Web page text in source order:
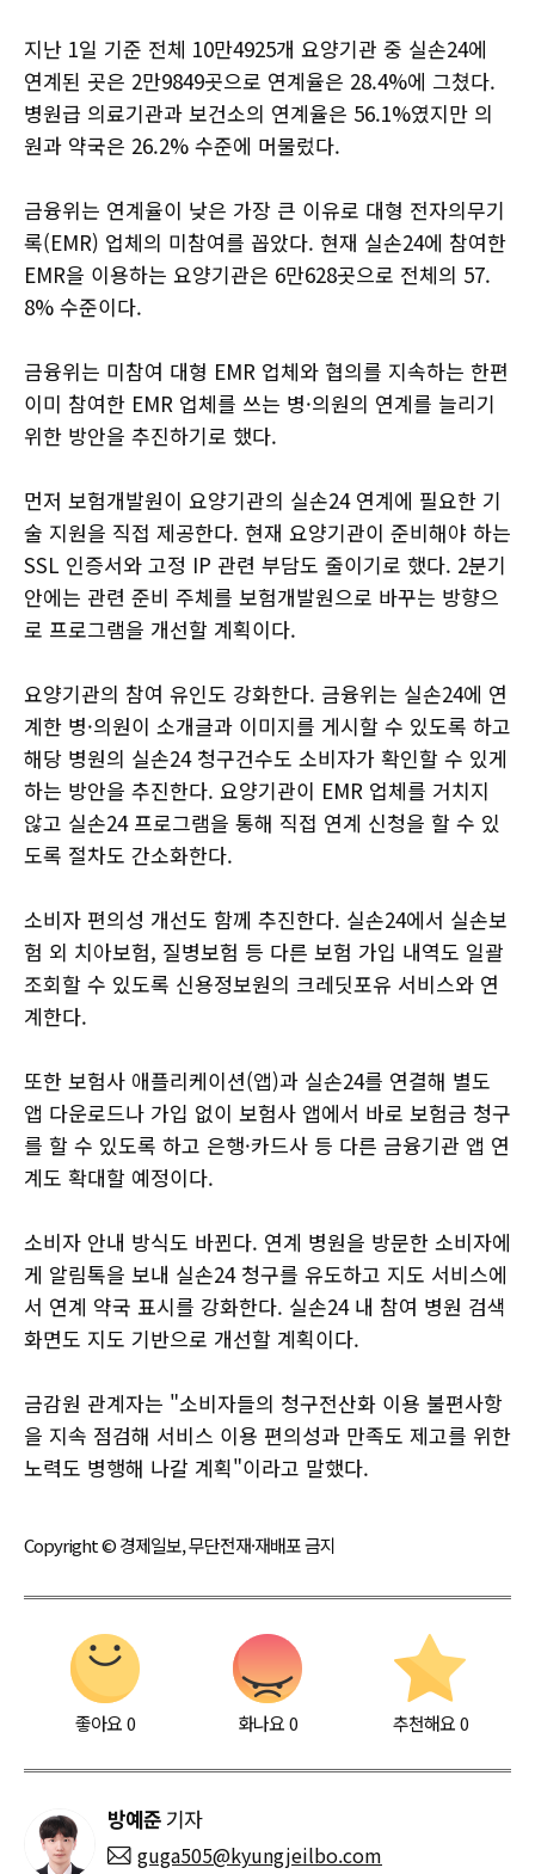
지난 1일 기준 전체 10만4925개 요양기관 중 실손24에
연계된 곳은 2만9849곳으로 연계율은 28.4%에 그쳤다.
병원급 의료기관과 보건소의 연계율은 56.1%였지만 의
원과 약국은 26.2% 수준에 머물렀다.
금융위는 연계율이 낮은 가장 큰 이유로 대형 전자의무기
록(EMR) 업체의 미참여를 꼽았다. 현재 실손24에 참여한
EMR을 이용하는 요양기관은 6만628곳으로 전체의 57.
8% 수준이다.
금융위는 미참여 대형 EMR 업체와 협의를 지속하는 한편
이미 참여한 EMR 업체를 쓰는 병·의원의 연계를 늘리기
위한 방안을 추진하기로 했다.
먼저 보험개발원이 요양기관의 실손24 연계에 필요한 기
술 지원을 직접 제공한다. 현재 요양기관이 준비해야 하는
SSL 인증서와 고정 IP 관련 부담도 줄이기로 했다. 2분기
안에는 관련 준비 주체를 보험개발원으로 바꾸는 방향으
로 프로그램을 개선할 계획이다.
요양기관의 참여 유인도 강화한다. 금융위는 실손24에 연
계한 병·의원이 소개글과 이미지를 게시할 수 있도록 하고
해당 병원의 실손24 청구건수도 소비자가 확인할 수 있게
하는 방안을 추진한다. 요양기관이 EMR 업체를 거치지
않고 실손24 프로그램을 통해 직접 연계 신청을 할 수 있
도록 절차도 간소화한다.
소비자 편의성 개선도 함께 추진한다. 실손24에서 실손보
험 외 치아보험, 질병보험 등 다른 보험 가입 내역도 일괄
조회할 수 있도록 신용정보원의 크레딧포유 서비스와 연
계한다.
또한 보험사 애플리케이션(앱)과 실손24를 연결해 별도
앱 다운로드나 가입 없이 보험사 앱에서 바로 보험금 청구
를 할 수 있도록 하고 은행·카드사 등 다른 금융기관 앱 연
계도 확대할 예정이다.
소비자 안내 방식도 바뀐다. 연계 병원을 방문한 소비자에
게 알림톡을 보내 실손24 청구를 유도하고 지도 서비스에
서 연계 약국 표시를 강화한다. 실손24 내 참여 병원 검색
화면도 지도 기반으로 개선할 계획이다.
금감원 관계자는 "소비자들의 청구전산화 이용 불편사항
을 지속 점검해 서비스 이용 편의성과 만족도 제고를 위한
노력도 병행해 나갈 계획"이라고 말했다.
Copyright © 경제일보, 무단전재·재배포 금지
좋아요0 화나요0 추천해요 0
방예준 기자
guga505@kyungjeilbo.com